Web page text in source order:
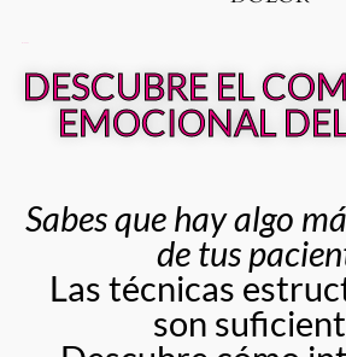
DESCUBRE EL
EMOCIONAL
Sabes que hay algo
de tus
Las técnicas
son